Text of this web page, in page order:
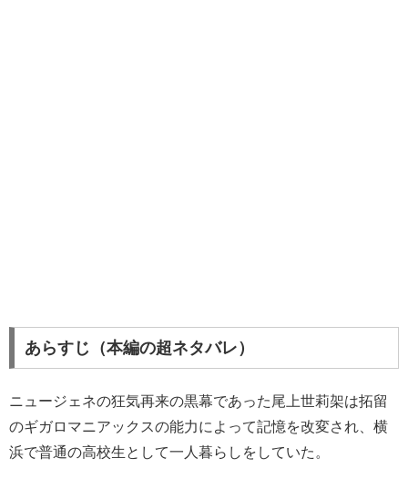
あらすじ（本編の超ネタバレ）
ニュージェネの狂気再来の黒幕であった尾上世莉架は拓留
のギガロマニアックスの能力によって記憶を改変され、横
浜で普通の高校生として一人暮らしをしていた。